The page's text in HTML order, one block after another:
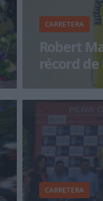
CARRETERA
Robert
récord de
Robert
sigue dando
CARRETERA